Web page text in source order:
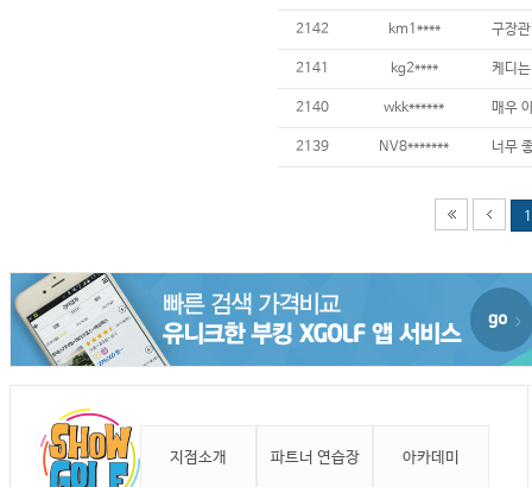
2142 km1**** 구장
2141 kg2****
2140 wkk******
2139 NV8*******
1
지점소개 파트너 연습장 아카데미